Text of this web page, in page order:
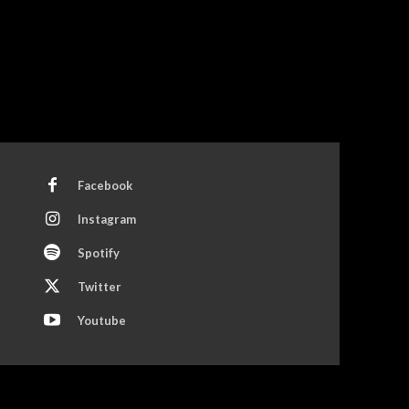
Facebook
Instagram
Spotify
Twitter
Youtube